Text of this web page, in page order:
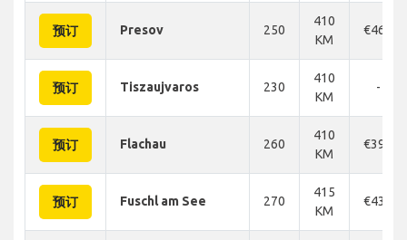
预订 Presov 250
410
KM
€466
预订 Tiszaujvaros 230
410
KM
-
预订 Flachau 260
410
KM
€390
预订 Fuschl am See 270
415
KM
€436